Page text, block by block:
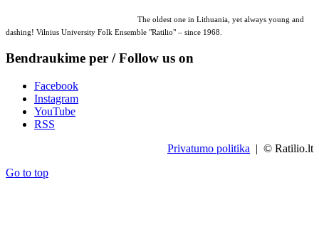
The oldest one in Lithuania, yet always young and
dashing! Vilnius University Folk Ensemble "Ratilio" – since 1968.
Bendraukime per / Follow us on
Facebook
Instagram
YouTube
RSS
Privatumo politika | © Ratilio.lt
Go to top